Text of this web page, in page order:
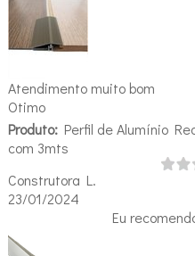
Atendimento muito bom
Otimo
Produto:Perfil de Alumínio
com 3mts
Construtora L.
23/01/2024
Eu